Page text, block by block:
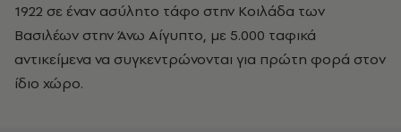
1922 σε έναν ασύλητο τάφο στην Κοιλάδα των
Βασιλέων στην Άνω Αίγυπτο, με 5.000 ταφικά
αντικείμενα να συγκεντρώνονται για πρώτη φορά στον
ίδιο χώρο.